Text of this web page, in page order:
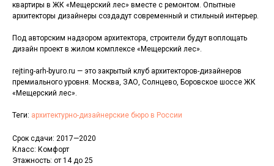
квартиры в ЖК «Мещерский лес» вместе с ремонтом. Опытные
архитекторы дизайнеры создадут современный и стильный интерьер.
Под авторским надзором архитектора, строители будут воплощать
дизайн проект в жилом комплексе «Мещерский лес».
rejting-arh-byuro.ru — это закрытый клуб архитекторов-дизайнеров
премиального уровня. Москва, ЗАО, Солнцево, Боровское шоссе ЖК
«Мещерский лес».
Теги: архитектурно-дизайнерские бюро в России
Срок сдачи: 2017—2020
Класс: Комфорт
Этажность: от 14 до 25